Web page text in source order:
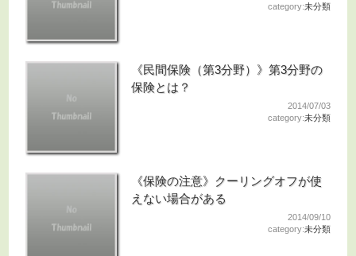
category:未分類
《民間保険（第3分野）》第3分野の
保険とは？
2014/07/03
category:未分類
《保険の注意》クーリングオフが使
えない場合がある
2014/09/10
category:未分類